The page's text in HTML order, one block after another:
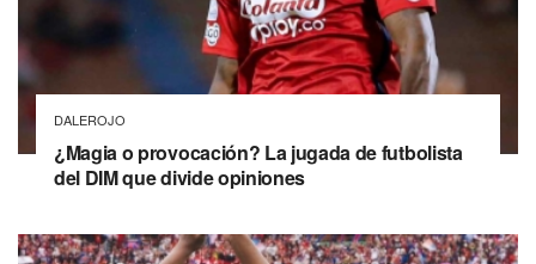
DALEROJO
¿Magia o provocación? La jugada de futbolista
del DIM que divide opiniones